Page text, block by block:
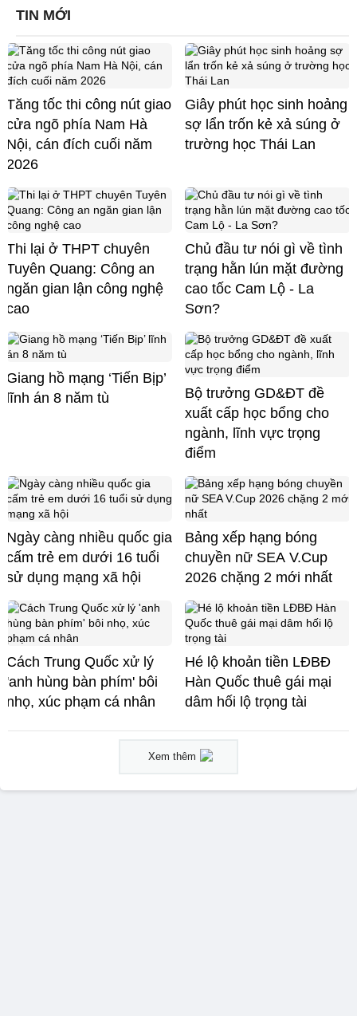
TIN MỚI
Tăng tốc thi công nút giao
cửa ngõ phía Nam Hà
Nội, cán đích cuối năm
2026
Giây phút học sinh hoảng
sợ lẩn trốn kẻ xả súng ở
trường học Thái Lan
Thi lại ở THPT chuyên
Tuyên Quang: Công an
ngăn gian lận công nghệ
cao
Chủ đầu tư nói gì về tình
trạng hằn lún mặt đường
cao tốc Cam Lộ - La
Sơn?
Giang hồ mạng ‘Tiến Bịp’
lĩnh án 8 năm tù
Bộ trưởng GD&ĐT đề
xuất cấp học bổng cho
ngành, lĩnh vực trọng
điểm
Ngày càng nhiều quốc gia
cấm trẻ em dưới 16 tuổi
sử dụng mạng xã hội
Bảng xếp hạng bóng
chuyền nữ SEA V.Cup
2026 chặng 2 mới nhất
Cách Trung Quốc xử lý
'anh hùng bàn phím' bôi
nhọ, xúc phạm cá nhân
Hé lộ khoản tiền LĐBĐ
Hàn Quốc thuê gái mại
dâm hối lộ trọng tài
Xem thêm